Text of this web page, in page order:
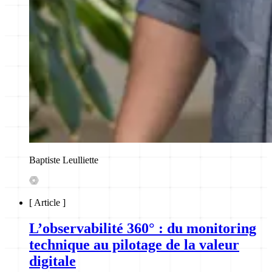
Baptiste Leulliette
[ Article ]
L’observabilité 360° : du monitoring
technique au pilotage de la valeur
digitale